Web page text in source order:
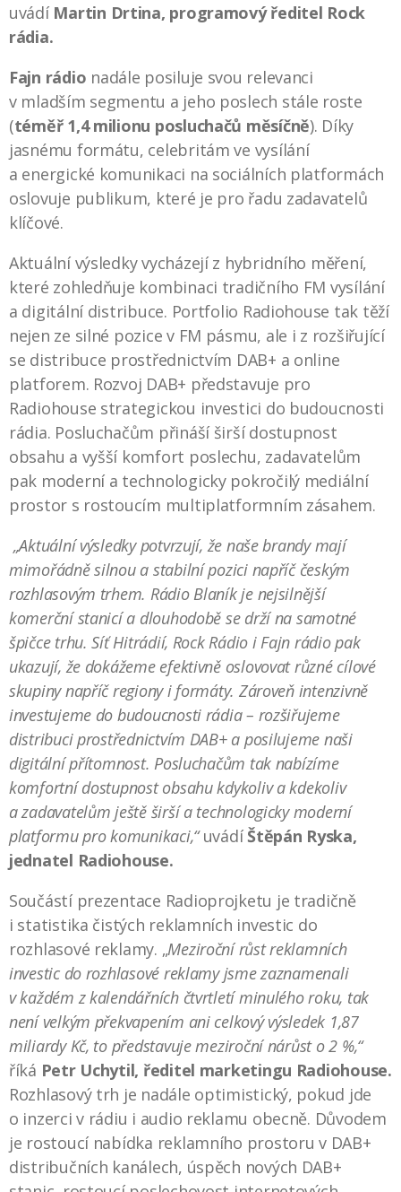
uvádí Martin Drtina, programový ředitel Rock
rádia.
Fajn rádio nadále posiluje svou relevanci
v mladším segmentu a jeho poslech stále roste
(téměř 1,4 milionu posluchačů měsíčně). Díky
jasnému formátu, celebritám ve vysílání
a energické komunikaci na sociálních platformách
oslovuje publikum, které je pro řadu zadavatelů
klíčové.
Aktuální výsledky vycházejí z hybridního měření,
které zohledňuje kombinaci tradičního FM vysílání
a digitální distribuce. Portfolio Radiohouse tak těží
nejen ze silné pozice v FM pásmu, ale i z rozšiřující
se distribuce prostřednictvím DAB+ a online
platforem. Rozvoj DAB+ představuje pro
Radiohouse strategickou investici do budoucnosti
rádia. Posluchačům přináší širší dostupnost
obsahu a vyšší komfort poslechu, zadavatelům
pak moderní a technologicky pokročilý mediální
prostor s rostoucím multiplatformním zásahem.
„Aktuální výsledky potvrzují, že naše brandy mají
mimořádně silnou a stabilní pozici napříč českým
rozhlasovým trhem. Rádio Blaník je nejsilnější
komerční stanicí a dlouhodobě se drží na samotné
špičce trhu. Síť Hitrádií, Rock Rádio i Fajn rádio pak
ukazují, že dokážeme efektivně oslovovat různé cílové
skupiny napříč regiony i formáty. Zároveň intenzivně
investujeme do budoucnosti rádia – rozšiřujeme
distribuci prostřednictvím DAB+ a posilujeme naši
digitální přítomnost. Posluchačům tak nabízíme
komfortní dostupnost obsahu kdykoliv a kdekoliv
a zadavatelům ještě širší a technologicky moderní
platformu pro komunikaci,“uvádíŠtěpán Ryska,
jednatel Radiohouse.
Součástí prezentace Radioprojketu je tradičně
i statistika čistých reklamních investic do
rozhlasové reklamy. „Meziroční růst reklamních
investic do rozhlasové reklamy jsme zaznamenali
v každém z kalendářních čtvrtletí minulého roku, tak
není velkým překvapením ani celkový výsledek 1,87
miliardy Kč, to představuje meziroční nárůst o 2 %,“
říká Petr Uchytil, ředitel marketingu Radiohouse.
Rozhlasový trh je nadále optimistický, pokud jde
o inzerci v rádiu i audio reklamu obecně. Důvodem
je rostoucí nabídka reklamního prostoru v DAB+
distribučních kanálech, úspěch nových DAB+